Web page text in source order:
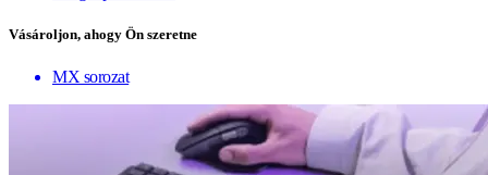
Vásároljon, ahogy Ön szeretne
MX sorozat